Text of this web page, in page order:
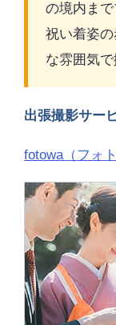
の境内まで
祝い着姿
な雰囲気で
出張撮影サー
fotowa（フォト